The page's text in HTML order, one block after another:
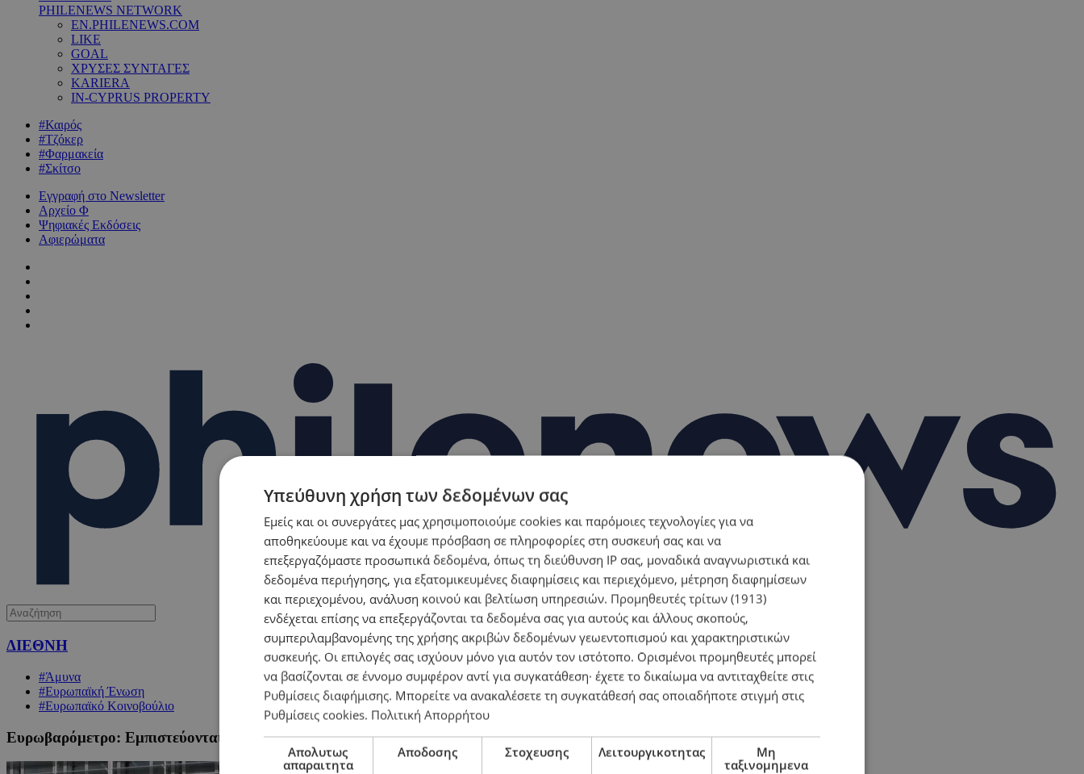
PHILENEWS NETWORK
EN.PHILENEWS.COM
LIKE
GOAL
ΧΡΥΣΕΣ ΣΥΝΤΑΓΕΣ
KARIERA
IN-CYPRUS PROPERTY
#Καιρός
#Τζόκερ
#Φαρμακεία
#Σκίτσο
Εγγραφή στο Newsletter
Αρχείο Φ
Ψηφιακές Εκδόσεις
Αφιερώματα
ΔΙΕΘΝΗ
#Άμυνα
#Ευρωπαϊκή Ένωση
#Ευρωπαϊκό Κοινοβούλιο
Ευρωβαρόμετρο: Εμπιστεύονται οι Κύπριοι την ικανότητα της ΕΕ να ενισχύσει την άμυνα
Υπεύθυνη χρήση των δεδομένων σας
Εμείς και οι συνεργάτες μας χρησιμοποιούμε cookies και παρόμοιες τεχνολογίες για να
αποθηκεύουμε και να έχουμε πρόσβαση σε πληροφορίες στη συσκευή σας και να
επεξεργαζόμαστε προσωπικά δεδομένα, όπως τη διεύθυνση IP σας, μοναδικά αναγνωριστικά και
δεδομένα περιήγησης, για εξατομικευμένες διαφημίσεις και περιεχόμενο, μέτρηση διαφημίσεων
και περιεχομένου, ανάλυση κοινού και βελτίωση υπηρεσιών. Προμηθευτές τρίτων (1913)
ενδέχεται επίσης να επεξεργάζονται τα δεδομένα σας για αυτούς και άλλους σκοπούς,
συμπεριλαμβανομένης της χρήσης ακριβών δεδομένων γεωεντοπισμού και χαρακτηριστικών
συσκευής. Οι επιλογές σας ισχύουν μόνο για αυτόν τον ιστότοπο. Ορισμένοι προμηθευτές μπορεί
να βασίζονται σε έννομο συμφέρον αντί για συγκατάθεση· έχετε το δικαίωμα να αντιταχθείτε στις
Ρυθμίσεις διαφήμισης. Μπορείτε να ανακαλέσετε τη συγκατάθεσή σας οποιαδήποτε στιγμή στις
Ρυθμίσεις cookies. Πολιτική Απορρήτου
Απολυτως
απαραιτητα
Αποδοσης Στοχευσης Λειτουργικοτητας
Μη
ταξινομημενα